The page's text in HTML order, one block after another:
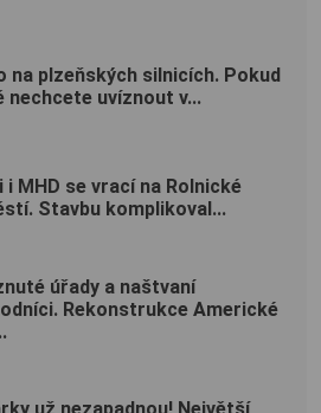
na plzeňských silnicích. Pokud
nechcete uvíznout v...
i MHD se vrací na Rolnické
Stavbu komplikoval...
úřady a naštvaní
Rekonstrukce Americké